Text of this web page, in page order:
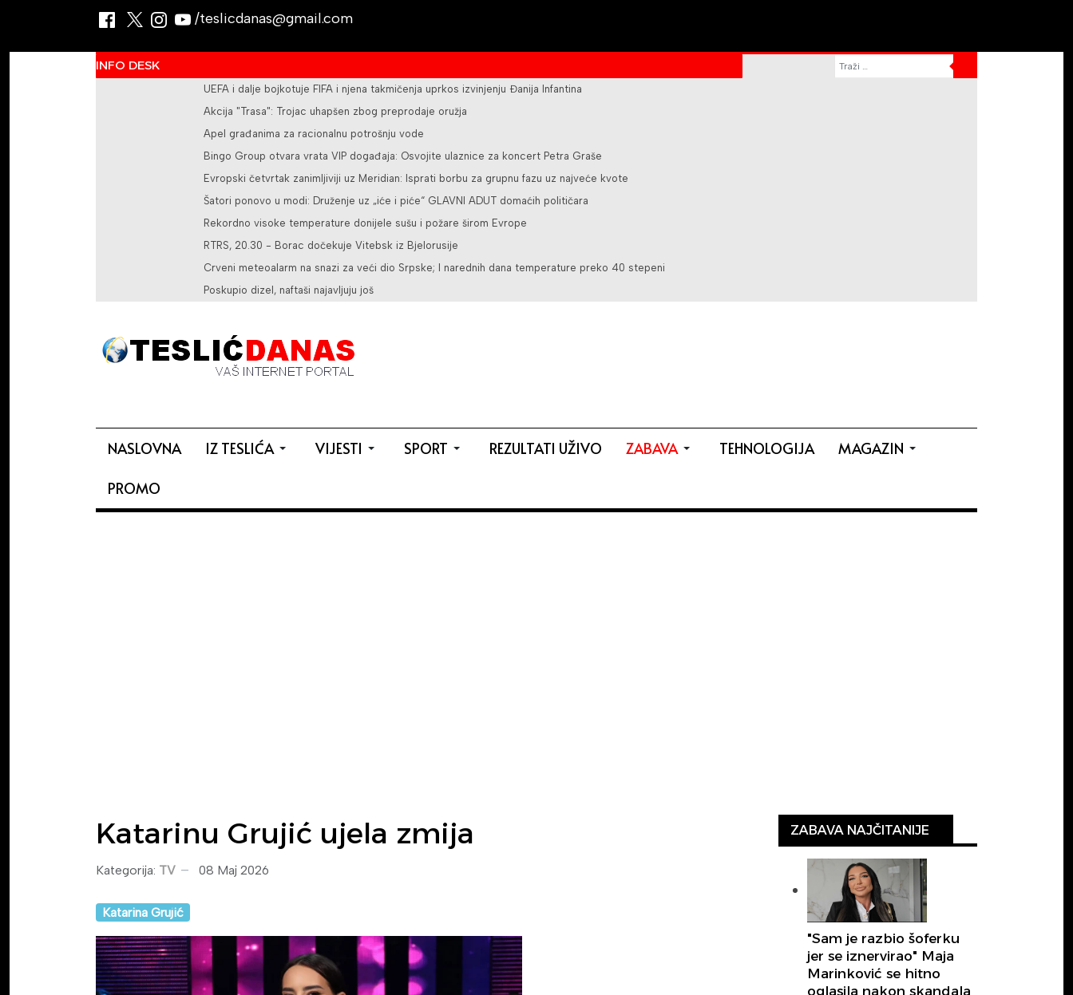
/teslicdanas@gmail.com
INFO DESK
UEFA i dalje bojkotuje FIFA i njena takmičenja uprkos izvinjenju Đanija Infantina
Akcija "Trasa": Trojac uhapšen zbog preprodaje oružja
Apel građanima za racionalnu potrošnju vode
Bingo Group otvara vrata VIP događaja: Osvojite ulaznice za koncert Petra Graše
Evropski četvrtak zanimljiviji uz Meridian: Isprati borbu za grupnu fazu uz najveće kvote
Šatori ponovo u modi: Druženje uz „iće i piće“ GLAVNI ADUT domaćih političara
Rekordno visoke temperature donijele sušu i požare širom Evrope
RTRS, 20.30 - Borac dočekuje Vitebsk iz Bjelorusije
Crveni meteoalarm na snazi za veći dio Srpske; I narednih dana temperature preko 40 stepeni
Poskupio dizel, naftaši najavljuju još
NASLOVNA IZ TESLIĆA VIJESTI SPORT REZULTATI UŽIVO ZABAVA TEHNOLOGIJA
MAGAZIN
PROMO
Katarinu Grujić ujela zmija
Kategorija: TV 08 Maj 2026
Katarina Grujić
ZABAVA NAJČITANIJE
"Sam je razbio šoferku
jer se iznervirao" Maja
Marinković se hitno
oglasila nakon skandala